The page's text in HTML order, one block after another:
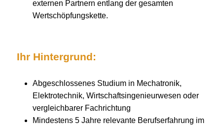
externen Partnern entlang der gesamten
Wertschöpfungskette.
Ihr Hintergrund:
Abgeschlossenes Studium in Mechatronik,
Elektrotechnik, Wirtschaftsingenieurwesen oder
vergleichbarer Fachrichtung
Mindestens 5 Jahre relevante Berufserfahrung im